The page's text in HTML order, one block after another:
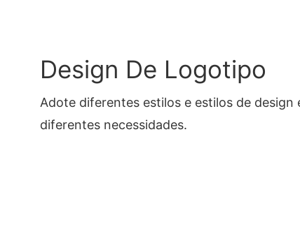
Design De Logotipo
Adote diferentes estilos e estilos de design
diferentes necessidades.